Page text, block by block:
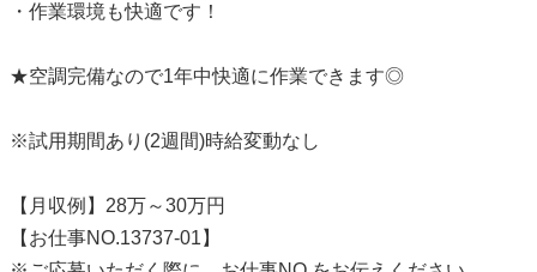
・作業環境も快適です！
★空調完備なので1年中快適に作業できます◎
※試用期間あり(2週間)時給変動なし
【月収例】28万～30万円
【お仕事NO.13737-01】